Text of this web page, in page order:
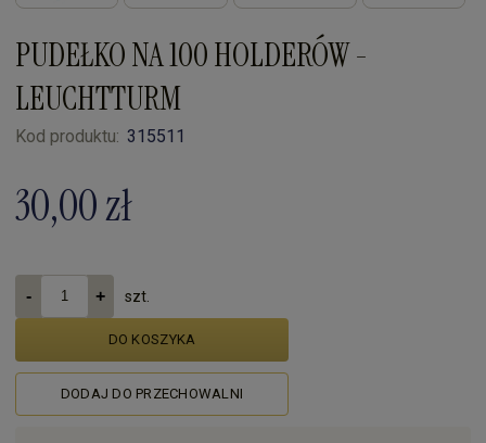
PUDEŁKO NA 100 HOLDERÓW -
LEUCHTTURM
Kod produktu: 315511
30,00 zł
szt.
DO KOSZYKA
DODAJ DO PRZECHOWALNI